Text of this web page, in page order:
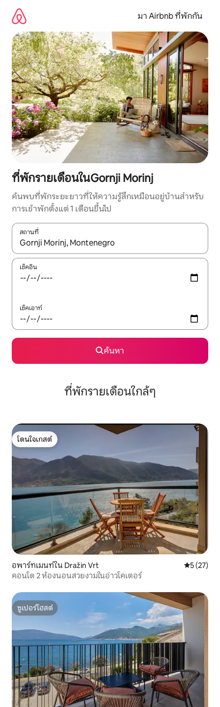
เนื้อหา
มา Airbnb ที่พักกัน
ที่พักรายเดือนในGornji Morinj
ค้นพบที่พักระยะยาวที่ให้ความรู้สึกเหมือนอยู่บ้านสำหรับ
การเข้าพักตั้งแต่ 1 เดือนขึ้นไป
สถานที่
ใช้ลูกศรขึ้นลง หรือใช้การสัมผัสหรือปัด เพื่อสำรวจผลการค้นหา
เช็คอิน
เช็คเอาท์
ค้นหา
ที่พักรายเดือนใกล้ๆ
โดนใจเกสต์
โดนใจเกสต์
อพาร์ทเมนท์ใน Dražin Vrt คะแนนเฉลี่
5 (27)
คอนโด 2 ห้องนอนสวยงามในอ่าวโคเตอร์
ซูเปอร์โฮสต์
ซูเปอร์โฮสต์